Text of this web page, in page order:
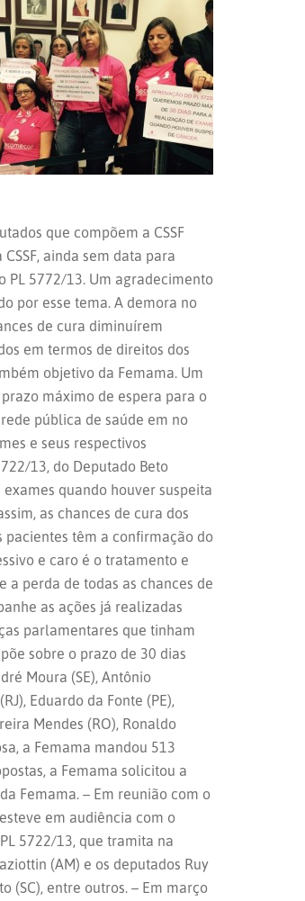
que compõem a CSSF
ainda sem data para
PL 5772/13. Um agradecimento
por esse tema. A demora no
de cura diminuírem
em termos de direitos dos
objetivo da Femama. Um
máximo de espera para o
pública de saúde em no
e seus respectivos
13, do Deputado Beto
quando houver suspeita
as chances de cura dos
pacientes têm a confirmação do
e caro é o tratamento e
a perda de todas as chances de
as ações já realizadas
parlamentares que tinham
sobre o prazo de 30 dias
Moura (SE), Antônio
Eduardo da Fonte (PE),
Mendes (RO), Ronaldo
a Femama mandou 513
a Femama solicitou a
Femama. – Em reunião com o
em audiência com o
5722/13, que tramita na
(AM) e os deputados Ruy
(SC), entre outros. – Em março